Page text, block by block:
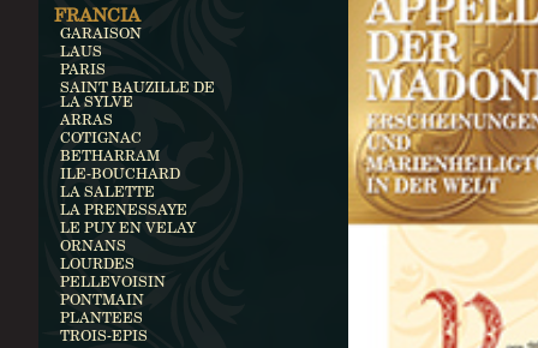
FRANCIA
GARAISON
LAUS
PARIS
SAINT BAUZILLE DE
LA SYLVE
ARRAS
COTIGNAC
BETHARRAM
ILE-BOUCHARD
LA SALETTE
LA PRENESSAYE
LE PUY EN VELAY
ORNANS
LOURDES
PELLEVOISIN
PONTMAIN
PLANTEES
TROIS-EPIS